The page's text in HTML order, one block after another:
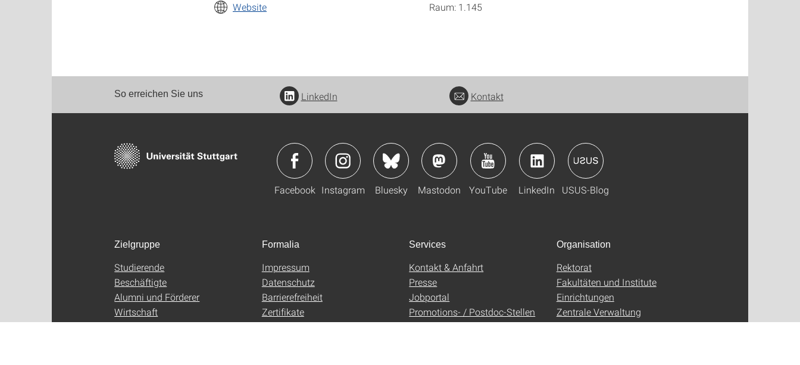
Website
Raum: 1.145
So erreichen Sie uns LinkedIn Kontakt
Facebook Instagram Bluesky Mastodon YouTube LinkedIn USUS-Blog
Zielgruppe
Studierende
Beschäftigte
Alumni und Förderer
Wirtschaft
Formalia
Impressum
Datenschutz
Barrierefreiheit
Zertifikate
Services
Kontakt & Anfahrt
Presse
Jobportal
Promotions- / Postdoc-Stellen
Organisation
Rektorat
Fakultäten und Institute
Einrichtungen
Zentrale Verwaltung